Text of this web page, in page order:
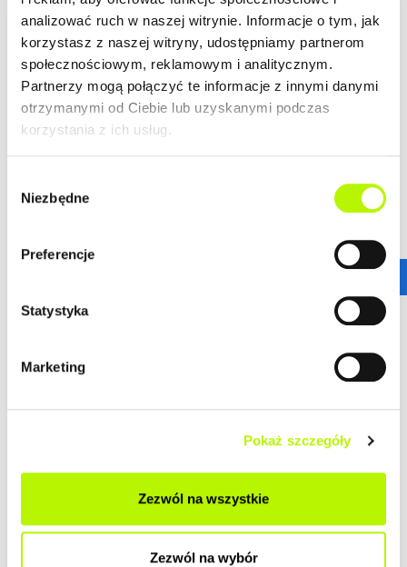
analizować ruch w naszej witrynie. Informacje o tym, jak
korzystasz z naszej witryny, udostępniamy partnerom
społecznościowym, reklamowym i analitycznym.
Partnerzy mogą połączyć te informacje z innymi danymi
otrzymanymi od Ciebie lub uzyskanymi podczas
korzystania z ich usług.
zgody
Niezbędne
Preferencje
Statystyka
Marketing
Pokaż szczegóły
Zezwól na wszystkie
Zezwól na wybór
LOKALIZACJA
Bella Dolina to nasze drugie, realizowane kompleksowo,
a zarazem całkowicie od podstaw osiedle w Rzeszowie.
Wyznacza ono nowe standardy w kreowaniu przestrzeni
gwarantuje wprost niesamowitą dostępność
ZALETY LOKALIZACJI
nowoczesne osiedle